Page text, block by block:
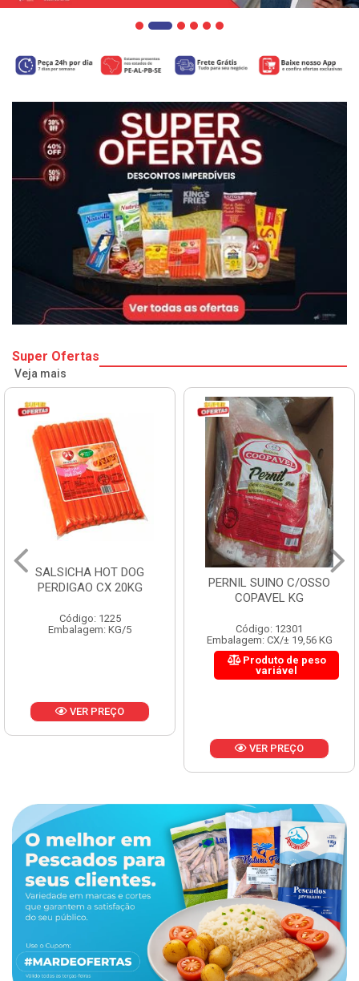
Super Ofertas
Veja mais
SALSICHA HOT DOG
PERDIGAO CX 20KG
Código: 1225
Embalagem: KG/5
VER PREÇO
PERNIL SUINO C/OSSO
COPAVEL KG
Código: 12301
Embalagem: CX/± 19,56 KG
Produto de peso
variável
VER PREÇO